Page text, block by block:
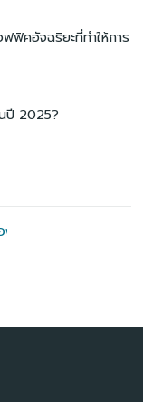
ฟิศอัจฉริยะที่ทำให้การ
ปี 2025?